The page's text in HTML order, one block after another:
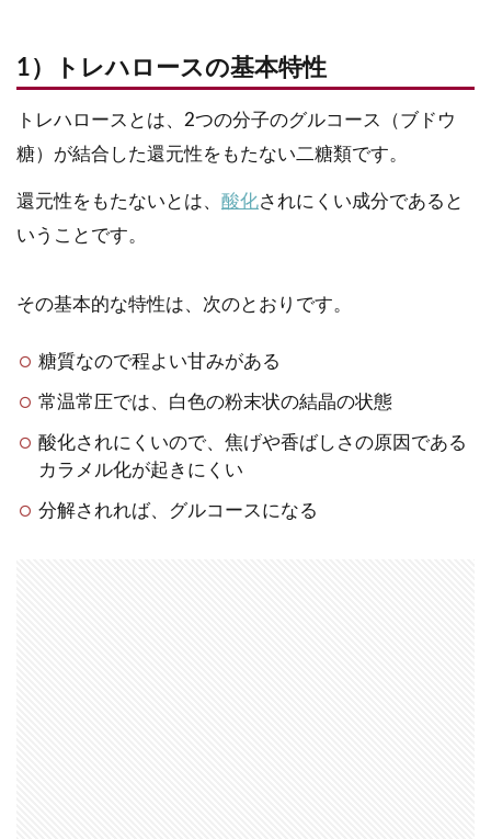
1）トレハロースの基本特性
トレハロースとは、2つの分子のグルコース（ブドウ
糖）が結合した還元性をもたない二糖類です。
還元性をもたないとは、 酸化されにくい成分であると
いうことです。
その基本的な特性は、次のとおりです。
糖質なので程よい甘みがある
常温常圧では、白色の粉末状の結晶の状態
酸化されにくいので、焦げや香ばしさの原因である
カラメル化が起きにくい
分解されれば、グルコースになる